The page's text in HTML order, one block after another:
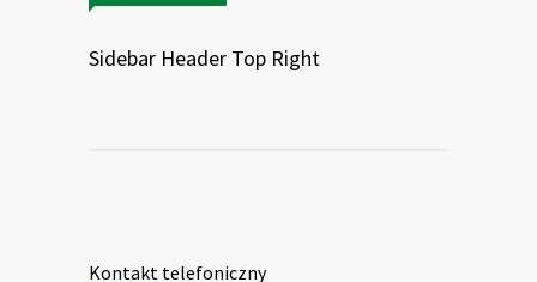
Sidebar Header Top Right
Kontakt telefoniczny